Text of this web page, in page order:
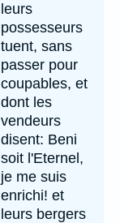
leurs
possesseurs
tuent, sans
passer pour
coupables, et
dont les
vendeurs
disent: Beni
soit l'Eternel,
je me suis
enrichi! et
leurs bergers